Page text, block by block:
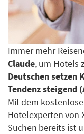
Immer mehr
Claude, um Hotels
Deutschen setzen
Tendenz steigend
Mit dem
Hotelexperten von
Suchen bereits ist